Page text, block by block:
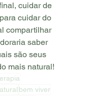
cuidar de
cuidar do
compartilhar
saber
são seus
mais natural!
bem viver